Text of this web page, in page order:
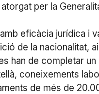
per la
eficàcia jurídica i
de la nacionalitat,
han de completar
coneixements
de més de